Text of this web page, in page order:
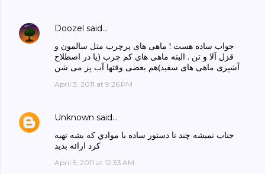
Doozel said…
جواب ساده هست ! ماهی های پرچرب مثل سالمون و
قزل آلا و تن . البته ماهی های کم چرب (یا در اصطلاح
آشپزی ماهی های سفید)هم بعضی وقتها آب پز می شن
April 3, 2011 at 9:26 PM
Unknown said…
جناب نميشه چند تا دستور ساده با موادي كه بشه تهيه
كرد ارائه بديد
April 5, 2011 at 12:33 AM